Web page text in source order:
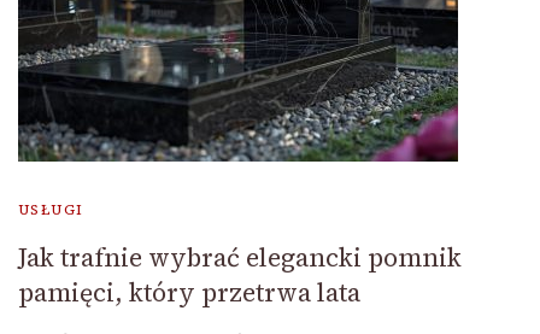
USŁUGI
Jak trafnie wybrać elegancki pomnik
pamięci, który przetrwa lata